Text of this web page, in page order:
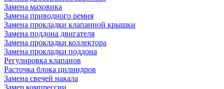
Замена маховика
Замена приводного ремня
Замена прокладки клапанной крышки
Замена поддона двигателя
Замена прокладки коллектора
Замена прокладки поддона
Регулировка клапанов
Расточка блока цилиндров
Замена свечей накала
Замер компрессии